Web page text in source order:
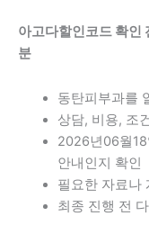
아고다할인코드 확
분
동탄피부과를
상담, 비용, 조
2026년06월
안내인지 확인
필요한 자료나
최종 진행 전